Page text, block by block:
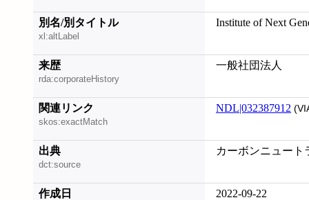
別名/別タイトル
xl:altLabel
Institute of Next
来歴
rda:corporateHistory
一般社団法人
関連リンク
skos:exactMatch
NDL|032387912
出典
dct:source
カーボンニュート
作成日 2022-09-22